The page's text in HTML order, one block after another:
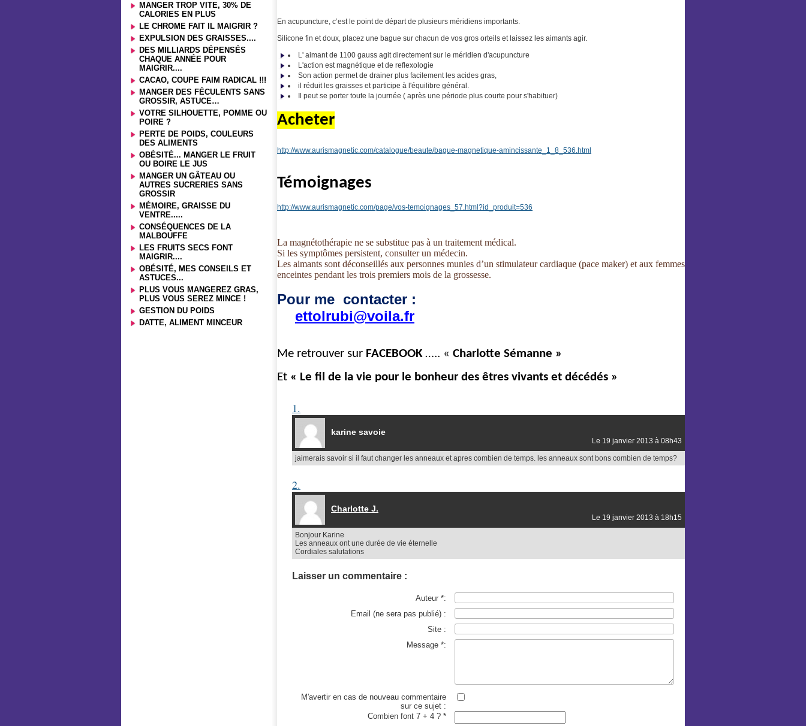
MANGER TROP VITE, 30% DE
CALORIES EN PLUS
LE CHROME FAIT IL MAIGRIR ?
EXPULSION DES GRAISSES....
DES MILLIARDS DÉPENSÉS
CHAQUE ANNÉE POUR
MAIGRIR....
CACAO, COUPE FAIM RADICAL !!!
MANGER DES FÉCULENTS SANS
GROSSIR, ASTUCE…
VOTRE SILHOUETTE, POMME OU
POIRE ?
PERTE DE POIDS, COULEURS
DES ALIMENTS
OBÉSITÉ... MANGER LE FRUIT
OU BOIRE LE JUS
MANGER UN GÂTEAU OU
AUTRES SUCRERIES SANS
GROSSIR
MÉMOIRE, GRAISSE DU
VENTRE.....
CONSÉQUENCES DE LA
MALBOUFFE
LES FRUITS SECS FONT
MAIGRIR....
OBÉSITÉ, MES CONSEILS ET
ASTUCES...
PLUS VOUS MANGEREZ GRAS,
PLUS VOUS SEREZ MINCE !
GESTION DU POIDS
DATTE, ALIMENT MINCEUR
En acupuncture, c’est le point de départ de plusieurs méridiens importants.
Silicone fin et doux, placez une bague sur chacun de vos gros orteils et laissez les aimants agir.
L' aimant de 1100 gauss agit directement sur le méridien d'acupuncture
L'action est magnétique et de reflexologie
Son action permet de drainer plus facilement les acides gras,
il réduit les graisses et participe à l'équilibre général.
Il peut se porter toute la journée ( après une période plus courte pour s'habituer)
Acheter
http://www.aurismagnetic.com/catalogue/beaute/bague-magnetique-amincissante_1_8_536.html
Témoignages
http://www.aurismagnetic.com/page/vos-temoignages_57.html?id_produit=536
La magnétothérapie ne se substitue pas à un traitement médical.
Si les symptômes persistent, consulter un médecin.
Les aimants sont déconseillés aux personnes munies d’un stimulateur cardiaque (pace maker) et aux femmes
enceintes pendant les trois premiers mois de la grossesse.
Pour me contacter :
ettolrubi@voila.fr
Me retrouver sur FACEBOOK….. « Charlotte Sémanne »
Et « Le fil de la vie pour le bonheur des êtres vivants et décédés »
1.
karine savoie
Le 19 janvier 2013 à 08h43
jaimerais savoir si il faut changer les anneaux et apres combien de temps. les anneaux sont bons combien de temps?
2.
Charlotte J.
Le 19 janvier 2013 à 18h15
Bonjour Karine
Les anneaux ont une durée de vie éternelle
Cordiales salutations
Laisser un commentaire :
Auteur *:
Email (ne sera pas publié) :
Site :
Message *:
M'avertir en cas de nouveau commentaire
sur ce sujet :
Combien font 7 + 4 ? *